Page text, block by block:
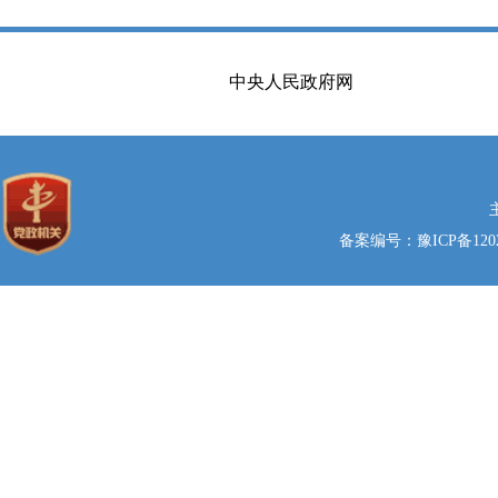
中央人民政府网
备案编号：豫ICP备